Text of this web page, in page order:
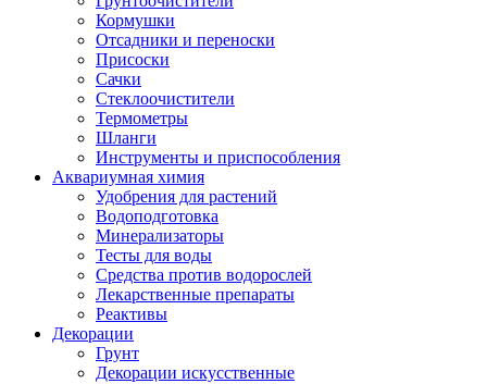
Кормушки
Отсадники и переноски
Присоски
Сачки
Стеклоочистители
Термометры
Шланги
Инструменты и приспособления
Аквариумная химия
Удобрения для растений
Водоподготовка
Минерализаторы
Тесты для воды
Средства против водорослей
Лекарственные препараты
Реактивы
Декорации
Грунт
Декорации искусственные